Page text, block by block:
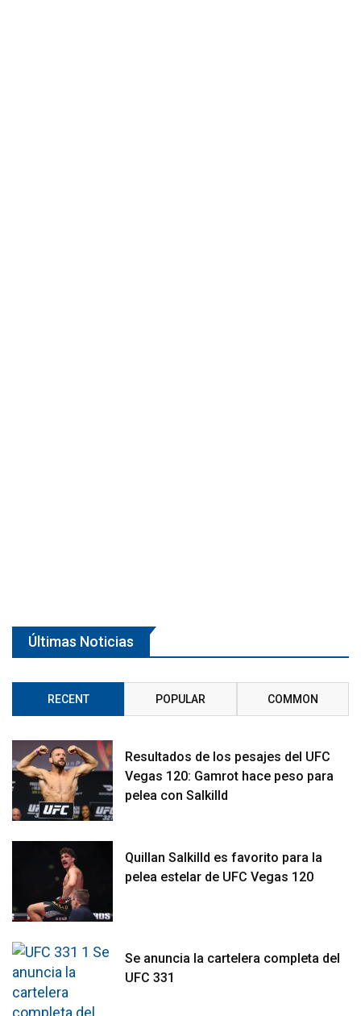
Últimas Noticias
RECENT POPULAR COMMON
Resultados de los pesajes del UFC
Vegas 120: Gamrot hace peso para
pelea con Salkilld
Quillan Salkilld es favorito para la
pelea estelar de UFC Vegas 120
Se anuncia la cartelera completa del
UFC 331